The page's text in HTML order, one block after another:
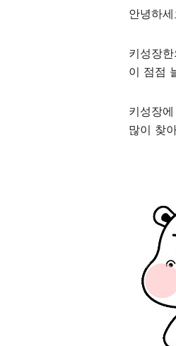
안녕하
키성장
이 점점
키성장
많이 찾